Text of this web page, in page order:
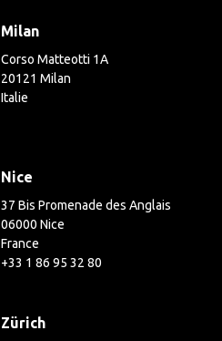
Milan
Corso Matteotti 1A
20121 Milan
Italie
Nice
37 Bis Promenade des Anglais
06000 Nice
France
+33 1 86 95 32 80
Zürich